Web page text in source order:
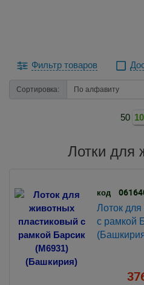
Фильтр товаров
Сортировка:
50
Лотки для
код
Лоток
с рамкой